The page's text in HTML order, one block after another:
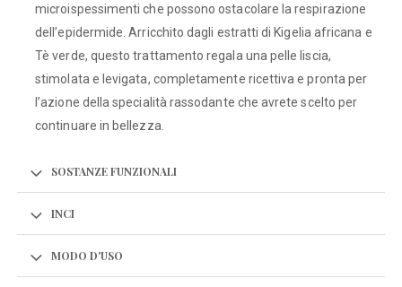
microispessimenti che possono ostacolare la respirazione
dell’epidermide. Arricchito dagli estratti di Kigelia africana e
Tè verde, questo trattamento regala una pelle liscia,
stimolata e levigata, completamente ricettiva e pronta per
l’azione della specialità rassodante che avrete scelto per
continuare in bellezza.
SOSTANZE FUNZIONALI
INCI
MODO D'USO